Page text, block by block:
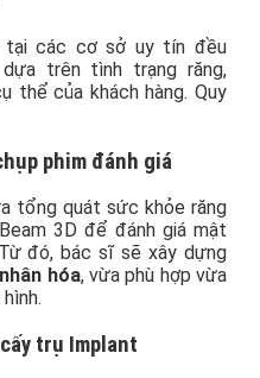
tại các cơ sở uy tín đều
dựa trên tình trạng răng,
thể của khách hàng. Quy
phim đánh giá
tổng quát sức khỏe răng
3D để đánh giá mật
đó, bác sĩ sẽ xây dựng
hóa, vừa phù hợp vừa
trụ Implant